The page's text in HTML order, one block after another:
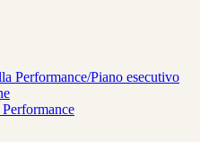
Performance/Piano esecutivo